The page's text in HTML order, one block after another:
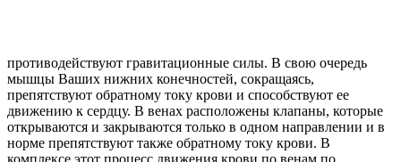
противодействуют гравитационные силы. В свою очередь
мышцы Ваших нижних конечностей, сокращаясь,
препятствуют обратному току крови и способствуют ее
движению к сердцу. В венах расположены клапаны, которые
открываются и закрываются только в одном направлении и в
норме препятствуют также обратному току крови. В